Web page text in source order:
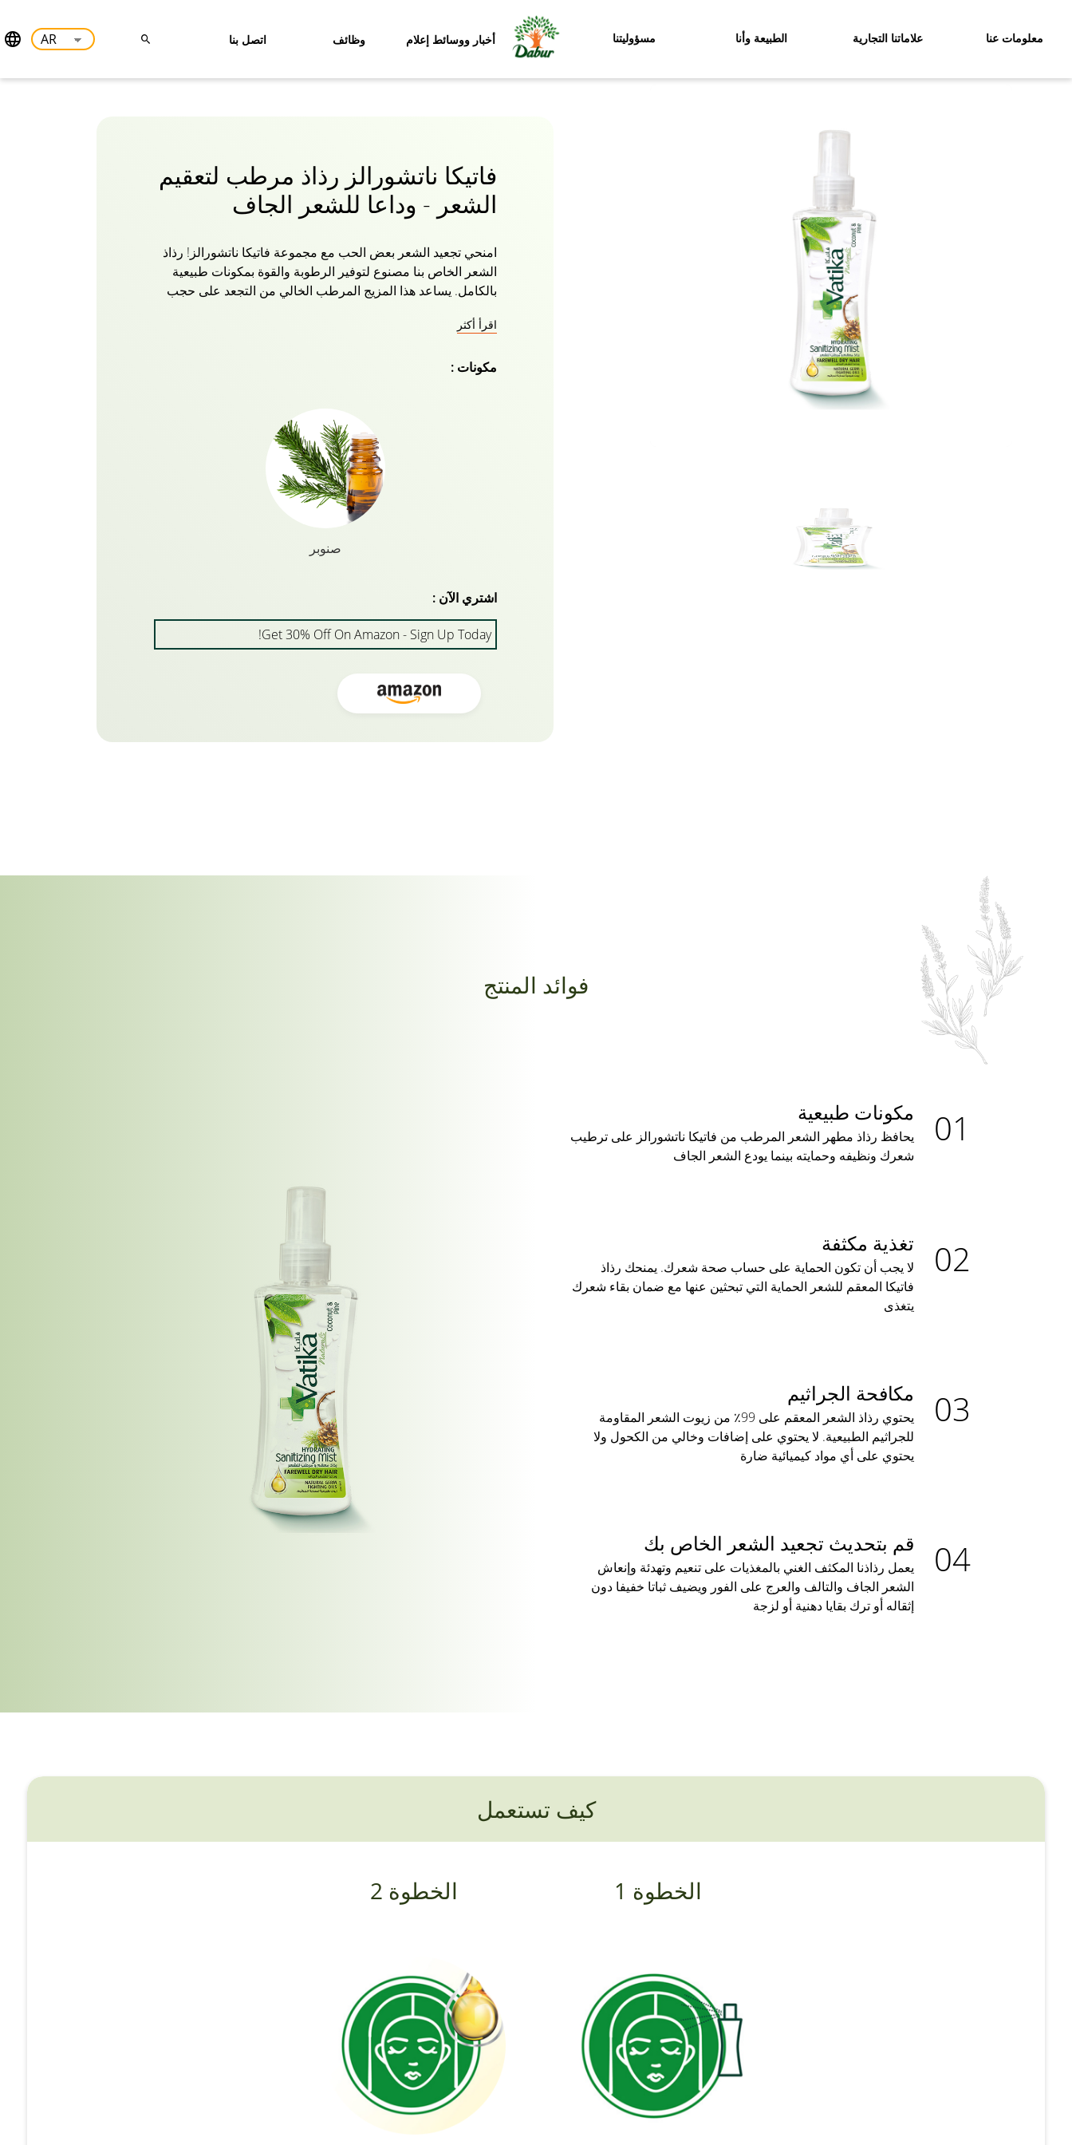
معلومات عنا علاماتنا التجارية الطبيعة وأنا مسؤوليتنا أخبار ووسائط إعلام وظائف اتصل بنا
فاتيكا ناتشورالز رذاذ مرطب لتعقيم
الشعر - وداعا للشعر الجاف
امنحي تجعيد الشعر بعض الحب مع مجموعة فاتيكا ناتشورالز! رذاذ
الشعر الخاص بنا مصنوع لتوفير الرطوبة والقوة بمكونات طبيعية
بالكامل. يساعد هذا المزيج المرطب الخالي من التجعد على حجب
تجعيد محدد. يمنح الرذاذ شعرك لمعانا خارج هذا العالم يلتقط الضوء
يشعر بانعدام الوزن تماما. يجلب الحياة للشعر التالف ورائحته رائعة.
اقرأ أكثر
مكونات :
صنوبر
اشتري الآن :
Get 30% Off On Amazon - Sign Up Today!
فوائد المنتج
مكونات طبيعية
يحافظ رذاذ مطهر الشعر المرطب من فاتيكا ناتشورالز على ترطيب
شعرك ونظيفه وحمايته بينما يودع الشعر الجاف
تغذية مكثفة
لا يجب أن تكون الحماية على حساب صحة شعرك. يمنحك رذاذ
فاتيكا المعقم للشعر الحماية التي تبحثين عنها مع ضمان بقاء شعرك
يتغذى
مكافحة الجراثيم
يحتوي رذاذ الشعر المعقم على 99٪ من زيوت الشعر المقاومة
للجراثيم الطبيعية. لا يحتوي على إضافات وخالي من الكحول ولا
يحتوي على أي مواد كيميائية ضارة
قم بتحديث تجعيد الشعر الخاص بك
يعمل رذاذنا المكثف الغني بالمغذيات على تنعيم وتهدئة وإنعاش
الشعر الجاف والتالف والعرج على الفور ويضيف ثباتا خفيفا دون
إثقاله أو ترك بقايا دهنية أو لزجة
كيف تستعمل
الخطوة 1 الخطوة 2